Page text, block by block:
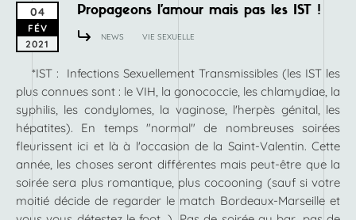
04
FÉV
2021
Propageons l’amour mais pas les IST !
NEWS VIE SEXUELLE
*IST : Infections Sexuellement Transmissibles (les IST les
plus connues sont : le VIH, la gonococcie, les chlamydiae, la
syphilis, les condylomes, la vaginose, l'herpès génital, les
hépatites). En temps "normal" de nombreuses soirées
fleurissent ici et là à l'occasion de la Saint-Valentin. Cette
année, les choses seront différentes mais peut-être que la
soirée sera plus romantique, plus cocooning (sauf si votre
moitié décide de regarder le match Bordeaux-Marseille et